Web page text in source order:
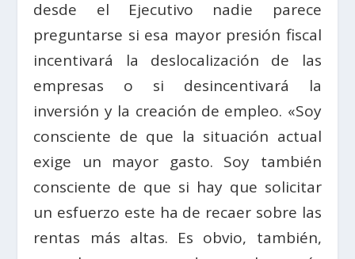
desde el Ejecutivo nadie parece
preguntarse si esa mayor presión fiscal
incentivará la deslocalización de las
empresas o si desincentivará la
inversión y la creación de empleo. «Soy
consciente de que la situación actual
exige un mayor gasto. Soy también
consciente de que si hay que solicitar
un esfuerzo este ha de recaer sobre las
rentas más altas. Es obvio, también,